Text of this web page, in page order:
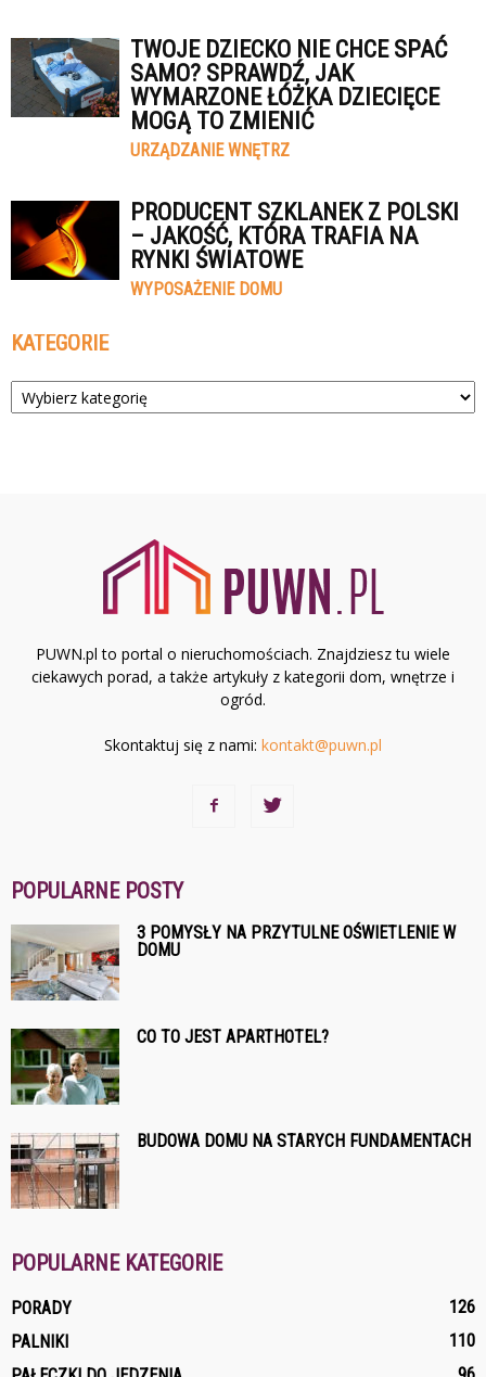
TWOJE DZIECKO NIE CHCE SPAĆ
SAMO? SPRAWDŹ, JAK
WYMARZONE ŁÓŻKA DZIECIĘCE
MOGĄ TO ZMIENIĆ
URZĄDZANIE WNĘTRZ
PRODUCENT SZKLANEK Z POLSKI
– JAKOŚĆ, KTÓRA TRAFIA NA
RYNKI ŚWIATOWE
WYPOSAŻENIE DOMU
KATEGORIE
Kategorie
PUWN.pl to portal o nieruchomościach. Znajdziesz tu wiele
ciekawych porad, a także artykuły z kategorii dom, wnętrze i
ogród.
Skontaktuj się z nami: kontakt@puwn.pl
POPULARNE POSTY
3 POMYSŁY NA PRZYTULNE OŚWIETLENIE W
DOMU
CO TO JEST APARTHOTEL?
BUDOWA DOMU NA STARYCH FUNDAMENTACH
POPULARNE KATEGORIE
PORADY
126
PALNIKI
110